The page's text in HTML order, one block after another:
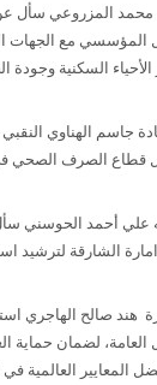
المزروعي سأل عن
المؤسسي مع الجهات
السكنية وجودة
جاسم الهناوي
قطاع الصرف الصحي في
علي أحمد الحوسني سأل
الشارقة لترشيد
هند صالح الهاجري
العامة، لضمان
المعايير العالمية